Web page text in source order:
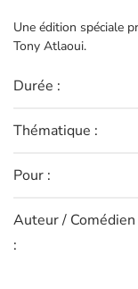
Une édition spéciale
Tony Atlaoui.
Durée :
Thématique :
Pour :
Auteur / Comédien
: